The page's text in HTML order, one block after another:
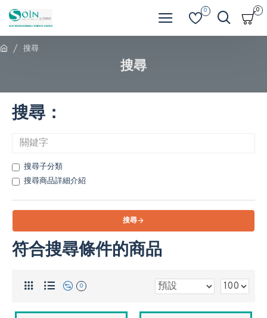
0 0
搜尋
搜尋
搜尋：
搜尋子分類
搜尋商品詳細介紹
搜尋
符合搜尋條件的商品
0